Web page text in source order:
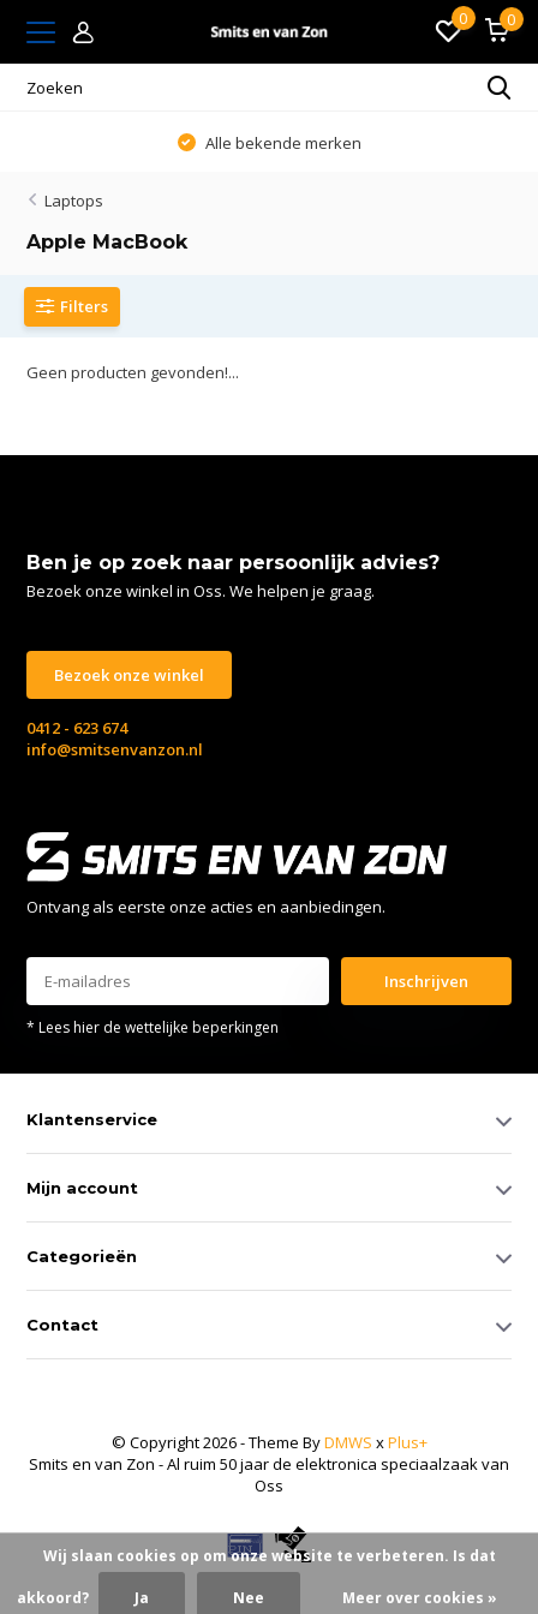
0 0
Alle bekende merken
Laptops
Apple MacBook
Filters
Geen producten gevonden!...
Ben je op zoek naar persoonlijk advies?
Bezoek onze winkel in Oss. We helpen je graag.
Bezoek onze winkel
0412 - 623 674
info@smitsenvanzon.nl
Ontvang als eerste onze acties en aanbiedingen.
Inschrijven
* Lees hier de wettelijke beperkingen
Klantenservice
Mijn account
Categorieën
Contact
© Copyright 2026 - Theme ByDMWS xPlus+
Smits en van Zon - Al ruim 50 jaar de elektronica speciaalzaak van
Oss
Wij slaan cookies op om onze website te verbeteren. Is dat
akkoord? Ja Nee Meer over cookies »